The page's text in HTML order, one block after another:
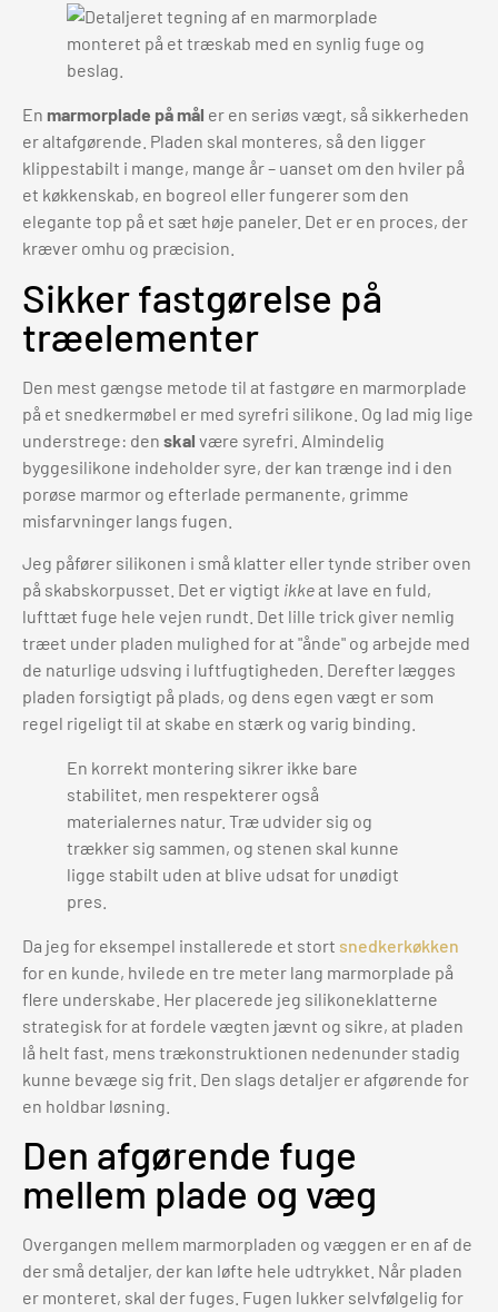
En marmorplade på mål er en seriøs vægt, så sikkerheden
er altafgørende. Pladen skal monteres, så den ligger
klippestabilt i mange, mange år – uanset om den hviler på
et køkkenskab, en bogreol eller fungerer som den
elegante top på et sæt høje paneler. Det er en proces, der
kræver omhu og præcision.
Sikker fastgørelse på
træelementer
Den mest gængse metode til at fastgøre en marmorplade
på et snedkermøbel er med syrefri silikone. Og lad mig lige
understrege: den skal være syrefri. Almindelig
byggesilikone indeholder syre, der kan trænge ind i den
porøse marmor og efterlade permanente, grimme
misfarvninger langs fugen.
Jeg påfører silikonen i små klatter eller tynde striber oven
på skabskorpusset. Det er vigtigt ikkeat lave en fuld,
lufttæt fuge hele vejen rundt. Det lille trick giver nemlig
træet under pladen mulighed for at "ånde" og arbejde med
de naturlige udsving i luftfugtigheden. Derefter lægges
pladen forsigtigt på plads, og dens egen vægt er som
regel rigeligt til at skabe en stærk og varig binding.
En korrekt montering sikrer ikke bare
stabilitet, men respekterer også
materialernes natur. Træ udvider sig og
trækker sig sammen, og stenen skal kunne
ligge stabilt uden at blive udsat for unødigt
pres.
Da jeg for eksempel installerede et stort snedkerkøkken
for en kunde, hvilede en tre meter lang marmorplade på
flere underskabe. Her placerede jeg silikoneklatterne
strategisk for at fordele vægten jævnt og sikre, at pladen
lå helt fast, mens trækonstruktionen nedenunder stadig
kunne bevæge sig frit. Den slags detaljer er afgørende for
en holdbar løsning.
Den afgørende fuge
mellem plade og væg
Overgangen mellem marmorpladen og væggen er en af de
der små detaljer, der kan løfte hele udtrykket. Når pladen
er monteret, skal der fuges. Fugen lukker selvfølgelig for